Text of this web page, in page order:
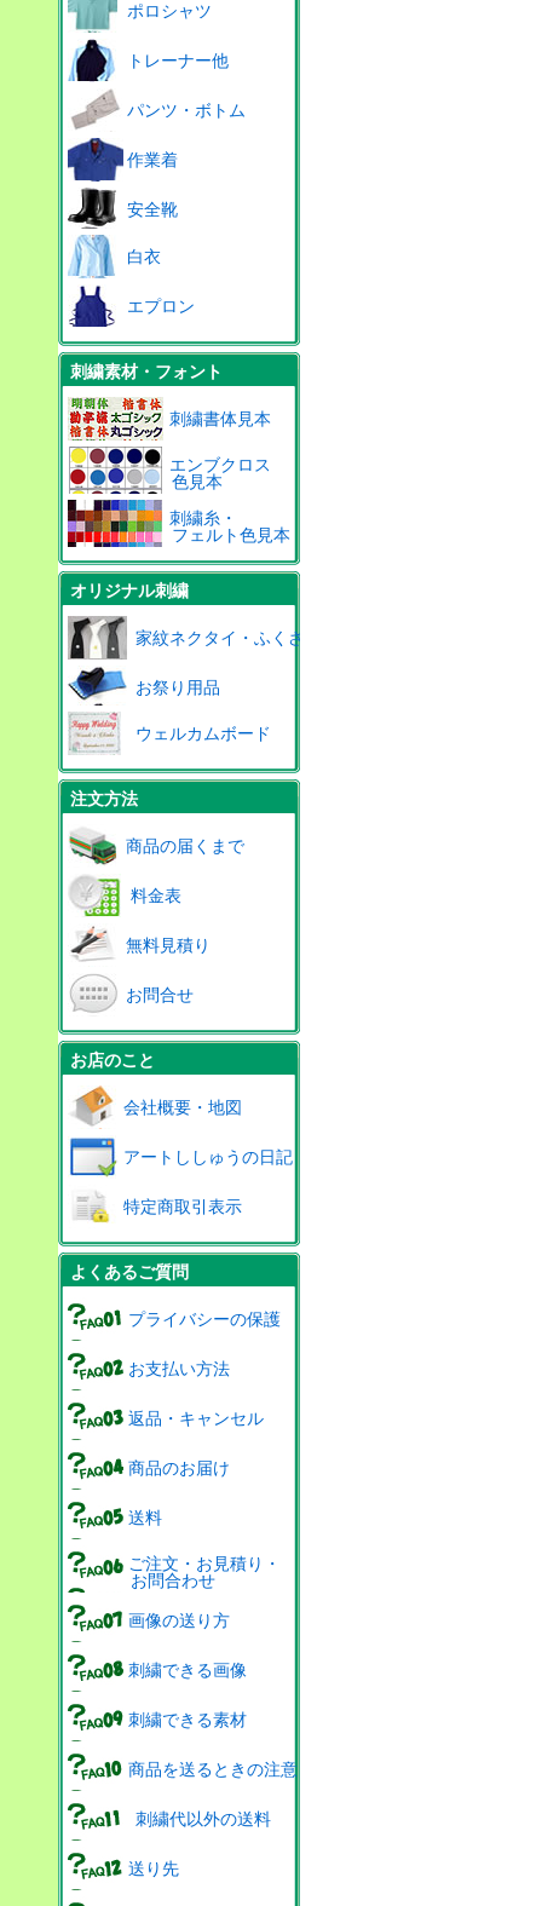
ポロシャツ
トレーナー他
パンツ・ボトム
作業着
安全靴
白衣
エプロン
刺繍素材・フォント
刺繍書体見本
エンブクロス
色見本
刺繍糸・
フェルト色見本
オリジナル刺繍
家紋ネクタイ・ふくさ
お祭り用品
ウェルカムボード
注文方法
商品の届くまで
料金表
無料見積り
お問合せ
お店のこと
会社概要・地図
アートししゅうの日記
特定商取引表示
よくあるご質問
プライバシーの保護
お支払い方法
返品・キャンセル
商品のお届け
送料
ご注文・お見積り・
お問合わせ
画像の送り方
刺繍できる画像
刺繍できる素材
商品を送るときの注意
刺繍代以外の送料
送り先